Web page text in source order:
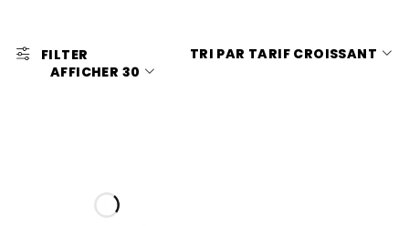
FILTER
TRI PAR TARIF CROISSANT
AFFICHER 30